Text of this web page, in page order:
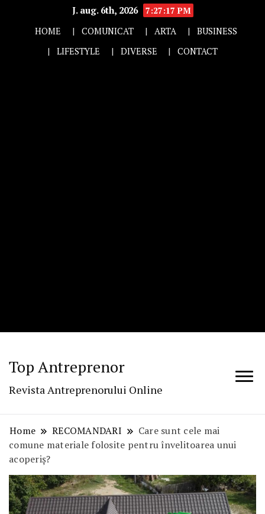
J. aug. 6th, 2026
7:27:18 PM
HOME
COMUNICAT ARTA
BUSINESS
LIFESTYLE
DIVERSE CONTACT
Top Antreprenor
Revista Antreprenorului Online
Home RECOMANDARI
Care sunt cele mai
comune materiale folosite pentru învelitoarea unui
acoperiș?